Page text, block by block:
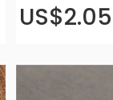
US$2.05